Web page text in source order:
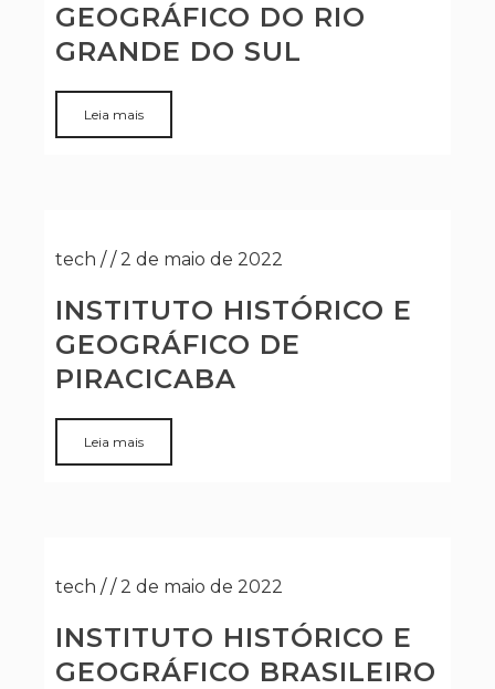
GEOGRÁFICO DO RIO
GRANDE DO SUL
Leia mais
tech //2 de maio de 2022
INSTITUTO HISTÓRICO E
GEOGRÁFICO DE
PIRACICABA
Leia mais
tech //2 de maio de 2022
INSTITUTO HISTÓRICO E
GEOGRÁFICO BRASILEIRO